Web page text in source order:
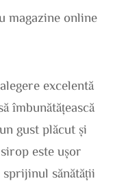
magazine online
excelentă
îmbunătățească
gust plăcut și
este ușor
sănătății